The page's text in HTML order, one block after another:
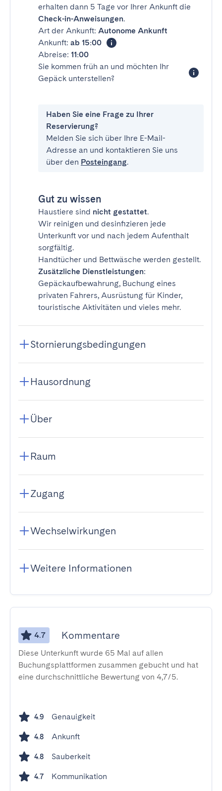
erhalten dann 5 Tage vor Ihrer Ankunft die
Check-in-Anweisungen.
Art der Ankunft: Autonome Ankunft
Ankunft: ab 15:00
Abreise: 11:00
Sie kommen früh an und möchten Ihr
Gepäck unterstellen?
Haben Sie eine Frage zu Ihrer
Reservierung?
Melden Sie sich über Ihre E-Mail-
Adresse an und kontaktieren Sie uns
über den Posteingang.
Gut zu wissen
Haustiere sind nicht gestattet.
Wir reinigen und desinfizieren jede
Unterkunft vor und nach jedem Aufenthalt
sorgfältig.
Handtücher und Bettwäsche werden gestellt.
Zusätzliche Dienstleistungen:
Gepäckaufbewahrung, Buchung eines
privaten Fahrers, Ausrüstung für Kinder,
touristische Aktivitäten und vieles mehr.
Stornierungsbedingungen
Hausordnung
Über
Raum
Zugang
Wechselwirkungen
Weitere Informationen
4.7 Kommentare
Diese Unterkunft wurde 65 Mal auf allen
Buchungsplattformen zusammen gebucht und hat
eine durchschnittliche Bewertung von 4,7/5.
4.9 Genauigkeit
4.8 Ankunft
4.8 Sauberkeit
4.7 Kommunikation